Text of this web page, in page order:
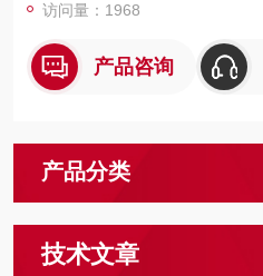
访问量：1968
产品咨询
产品分类
技术文章